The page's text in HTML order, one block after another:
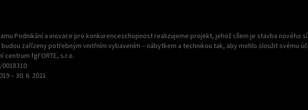
Podnikání a inovace pro konkurenceschopnost realizujeme projekt, jehož cílem je stavba nového
zařízeny potřebným vnitřním vybavením – nábytkem a technikou tak, aby mohlo sloužit svému
centrum fgFORTE, s.r.o.
0018310
– 30. 6. 2021